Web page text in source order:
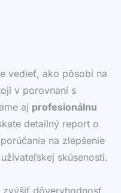
vedieť, ako pôsobí na
v porovnaní s
aj profesionálnu
detailný report o
na zlepšenie
skúsenosti.